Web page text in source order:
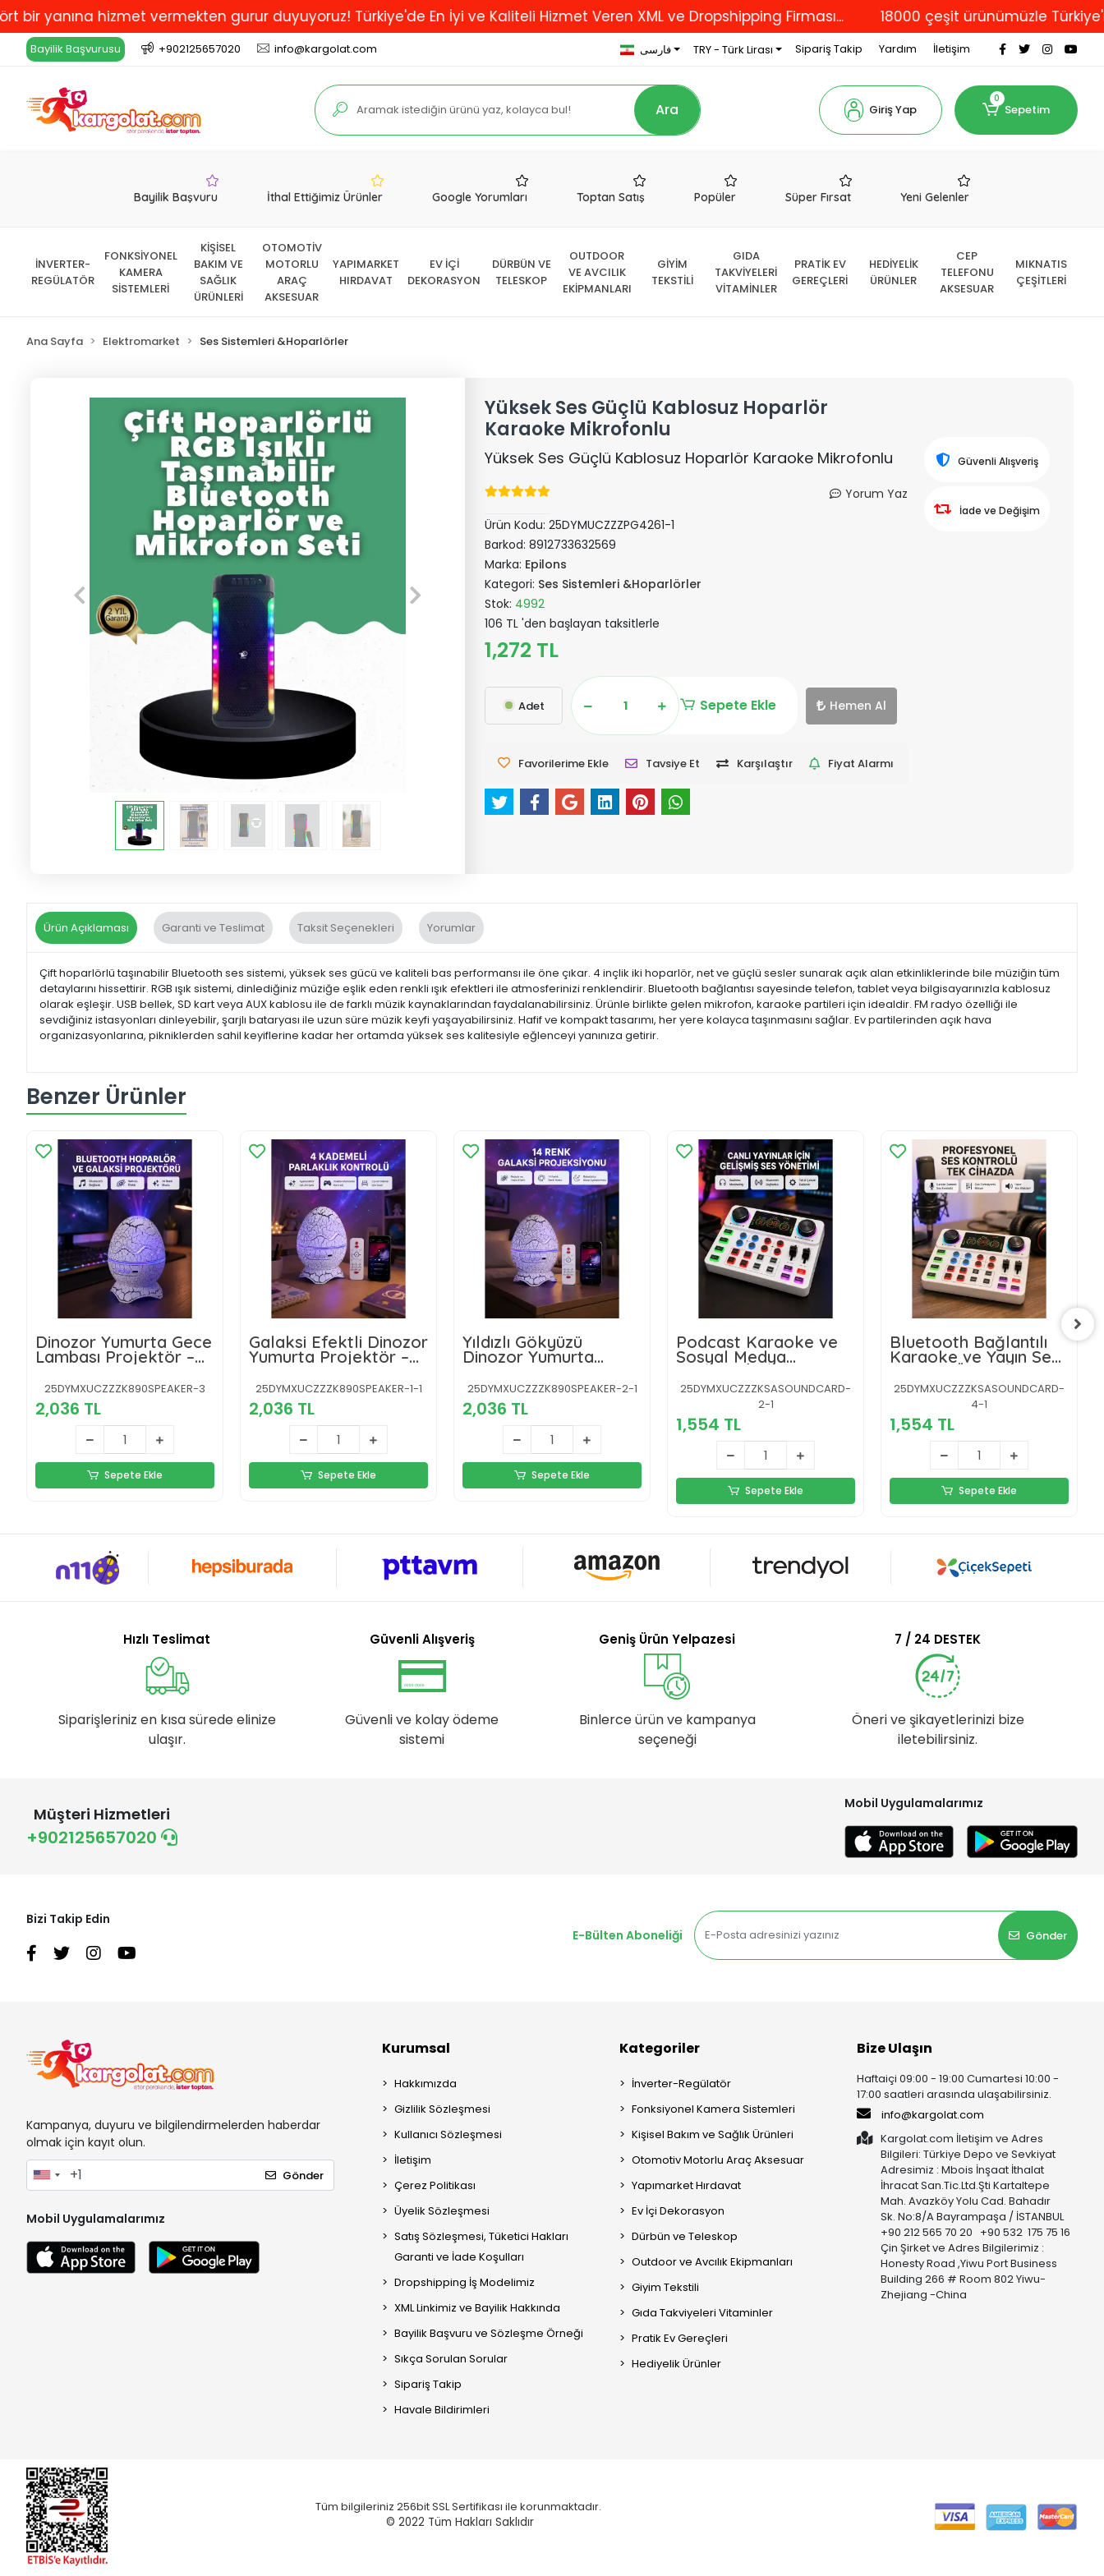
hizmet vermekten gurur duyuyoruz! Türkiye'de En İyi ve Kaliteli Hizmet Veren XML ve Dropshipping Firması... 18000 çeşit ürünümüzle Türkiye'nin
Bayilik Başvurusu +902125657020 info@kargolat.com فارسی TRY - Türk Lirası Sipariş Takip Yardım İletişim
Ara Giriş Yap
0
Sepetim
Bayilik Başvuru İthal Ettiğimiz Ürünler Google Yorumları Toptan Satış Popüler Süper Fırsat Yeni Gelenler
İNVERTER-
REGÜLATÖR
FONKSİYONEL
KAMERA
SİSTEMLERİ
KİŞİSEL
BAKIM VE
SAĞLIK
ÜRÜNLERİ
OTOMOTİV
MOTORLU
ARAÇ
AKSESUAR
YAPIMARKET
HIRDAVAT
EV İÇİ
DEKORASYON
DÜRBÜN VE
TELESKOP
OUTDOOR
VE AVCILIK
EKİPMANLARI
GİYİM
TEKSTİLİ
GIDA
TAKVİYELERİ
VİTAMİNLER
PRATİK EV
GEREÇLERİ
HEDİYELİK
ÜRÜNLER
CEP
TELEFONU
AKSESUAR
MIKNATIS
ÇEŞİTLERİ
Ana Sayfa Elektromarket Ses Sistemleri &Hoparlörler
Yüksek Ses Güçlü Kablosuz Hoparlör
Karaoke Mikrofonlu
Yüksek Ses Güçlü Kablosuz Hoparlör Karaoke Mikrofonlu
Yorum Yaz
Ürün Kodu:25DYMUCZZZPG4261-1
Barkod:8912733632569
Marka: Epilons
Kategori: Ses Sistemleri &Hoparlörler
Stok: 4992
106 TL 'den başlayan taksitlerle
1,272 TL
Adet Sepete Ekle Hemen Al
Favorilerime Ekle Tavsiye Et Karşılaştır Fiyat Alarmı
Güvenli Alışveriş
İade ve Değişim
Ürün Açıklaması Garanti ve Teslimat Taksit Seçenekleri Yorumlar
Çift hoparlörlü taşınabilir Bluetooth ses sistemi, yüksek ses gücü ve kaliteli bas performansı ile öne çıkar. 4 inçlik iki hoparlör, net ve güçlü sesler sunarak açık alan etkinliklerinde bile müziğin tüm
detaylarını hissettirir. RGB ışık sistemi, dinlediğiniz müziğe eşlik eden renkli ışık efektleri ile atmosferinizi renklendirir. Bluetooth bağlantısı sayesinde telefon, tablet veya bilgisayarınızla kablosuz
olarak eşleşir. USB bellek, SD kart veya AUX kablosu ile de farklı müzik kaynaklarından faydalanabilirsiniz. Ürünle birlikte gelen mikrofon, karaoke partileri için idealdir. FM radyo özelliği ile
sevdiğiniz istasyonları dinleyebilir, şarjlı bataryası ile uzun süre müzik keyfi yaşayabilirsiniz. Hafif ve kompakt tasarımı, her yere kolayca taşınmasını sağlar. Ev partilerinden açık hava
organizasyonlarına, pikniklerden sahil keyiflerine kadar her ortamda yüksek ses kalitesiyle eğlenceyi yanınıza getirir.
Benzer Ürünler
Dinozor Yumurta Gece
Lambası Projektör –
14 Renk Seçeneği
25DYMXUCZZZK890SPEAKER-3
2,036 TL
Sepete Ekle
Galaksi Efektli Dinozor
Yumurta Projektör –
Yüksek Çözünürlüklü
25DYMXUCZZZK890SPEAKER-1-1
2,036 TL
Sepete Ekle
Yıldızlı Gökyüzü
Dinozor Yumurta
Ayarlanabilir Parlaklık
ve Hız
25DYMXUCZZZK890SPEAKER-2-1
2,036 TL
Sepete Ekle
Podcast Karaoke ve
Sosyal Medya
Yayınları İçin Ses Kartı
25DYMXUCZZZKSASOUNDCARD-
2-1
1,554 TL
Sepete Ekle
Bluetooth Bağlantılı
Karaoke ve Yayın Ses
Kontrol Ünitesi
25DYMXUCZZZKSASOUNDCARD-
4-1
1,554 TL
Sepete Ekle
Hızlı Teslimat
Siparişleriniz en kısa sürede elinize
ulaşır.
Güvenli Alışveriş
Güvenli ve kolay ödeme
sistemi
Geniş Ürün Yelpazesi
Binlerce ürün ve kampanya
seçeneği
7 / 24 DESTEK
Öneri ve şikayetlerinizi bize
iletebilirsiniz.
Müşteri Hizmetleri
+902125657020
Mobil Uygulamalarımız
Bizi Takip Edin
E-Bülten Aboneliği
Gönder
Kampanya, duyuru ve bilgilendirmelerden haberdar
olmak için kayıt olun.
Gönder
Mobil Uygulamalarımız
Kurumsal
Hakkımızda
Gizlilik Sözleşmesi
Kullanıcı Sözleşmesi
İletişim
Çerez Politikası
Üyelik Sözleşmesi
Satış Sözleşmesi, Tüketici Hakları
Garanti ve İade Koşulları
Dropshipping İş Modelimiz
XML Linkimiz ve Bayilik Hakkında
Bayilik Başvuru ve Sözleşme Örneği
Sıkça Sorulan Sorular
Sipariş Takip
Havale Bildirimleri
Kategoriler
İnverter-Regülatör
Fonksiyonel Kamera Sistemleri
Kişisel Bakım ve Sağlık Ürünleri
Otomotiv Motorlu Araç Aksesuar
Yapımarket Hırdavat
Ev İçi Dekorasyon
Dürbün ve Teleskop
Outdoor ve Avcılık Ekipmanları
Giyim Tekstili
Gıda Takviyeleri Vitaminler
Pratik Ev Gereçleri
Hediyelik Ürünler
Bize Ulaşın
Haftaiçi 09:00 - 19:00 Cumartesi 10:00 -
17:00 saatleri arasında ulaşabilirsiniz.
info@kargolat.com
Kargolat.com İletişim ve Adres
Bilgileri: Türkiye Depo ve Sevkiyat
Adresimiz : Mbois İnşaat İthalat
İhracat San.Tic.Ltd.Şti Kartaltepe
Mah. Avazköy Yolu Cad. Bahadır
Sk. No:8/A Bayrampaşa / İSTANBUL
+90 212 565 70 20 +90 532 175 75 16
Çin Şirket ve Adres Bilgilerimiz :
Honesty Road ,Yiwu Port Business
Building 266 # Room 802 Yiwu-
Zhejiang -China
Tüm bilgileriniz 256bit SSL Sertifikası ile korunmaktadır.
© 2022 Tüm Hakları Saklıdır